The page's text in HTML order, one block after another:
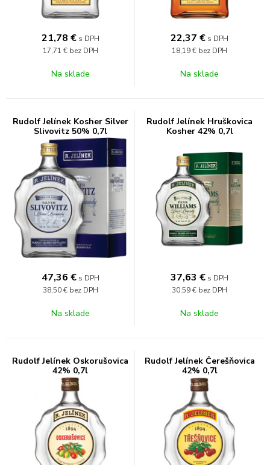
21,78 € s DPH
17,71 € bez DPH
Na sklade
22,37 € s DPH
18,19 € bez DPH
Na sklade
Rudolf Jelínek Kosher Silver
Slivovitz 50% 0,7l
47,36 € s DPH
38,50 € bez DPH
Na sklade
Rudolf Jelínek Hruškovica
Kosher 42% 0,7l
37,63 € s DPH
30,59 € bez DPH
Na sklade
Rudolf Jelínek Oskorušovica
42% 0,7l
Rudolf Jelínek Čerešňovica
42% 0,7l